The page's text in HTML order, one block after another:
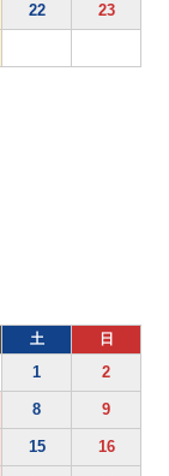
22 23
土 日
1 2
8 9
15 16